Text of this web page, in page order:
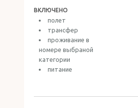
ВКЛЮЧЕНО
полет
трансфер
проживание в
номере выбраной
категории
питание